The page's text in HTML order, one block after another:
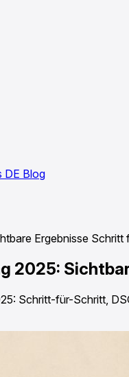
DE Blog
Ergebnisse Schritt
2025:
Schritt-für-Schritt,